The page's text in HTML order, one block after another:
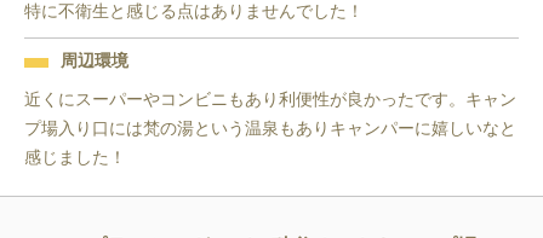
特に不衛生と感じる点はありませんでした！
周辺環境
近くにスーパーやコンビニもあり利便性が良かったです。キャン
プ場入り口には梵の湯という温泉もありキャンパーに嬉しいなと
感じました！